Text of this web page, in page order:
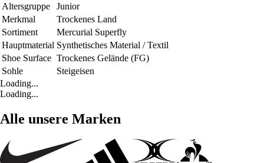
Altersgruppe
Junior
Merkmal
Trockenes Land
Sortiment
Mercurial Superfly
Hauptmaterial Synthetisches Material / Textil
Shoe Surface Trockenes Gelände (FG)
Sohle
Steigeisen
Loading...
Loading...
Alle unsere Marken